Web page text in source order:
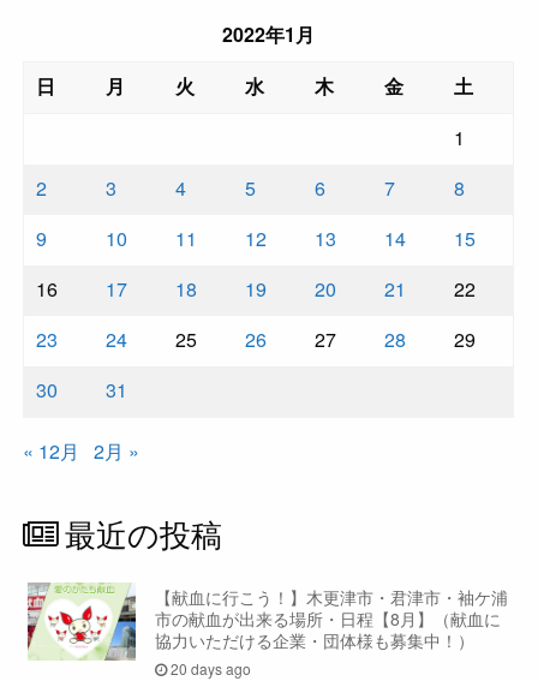
2022年1月
日
月 火 水 木 金
土
1
2
3 4 5 6 7
8
9
10 11 12 13 14
15
16
17 18 19 20 21
22
23
24 25 26 27 28
29
30
31
« 12月 2月 »
最近の投稿
【献血に行こう！】木更津市・君津市・袖ケ浦
市の献血が出来る場所・日程【8月】（献血に
協力いただける企業・団体様も募集中！）
20 days ago